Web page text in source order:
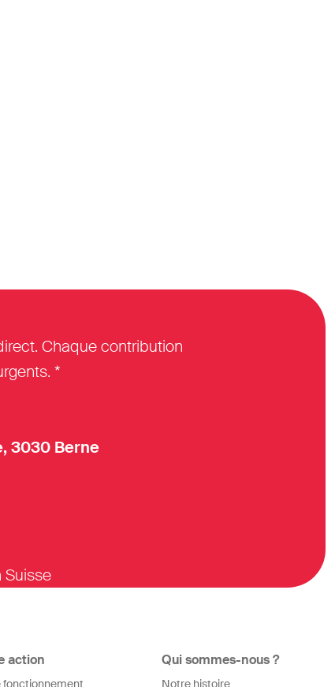
Chaque contribution
*
3030 Berne
action
fonctionnement
Qui sommes-nous ?
Notre histoire